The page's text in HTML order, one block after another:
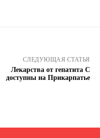
СЛЕДУЮЩАЯ СТАТЬЯ
Лекарства от гепатита С
доступны на Прикарпатье